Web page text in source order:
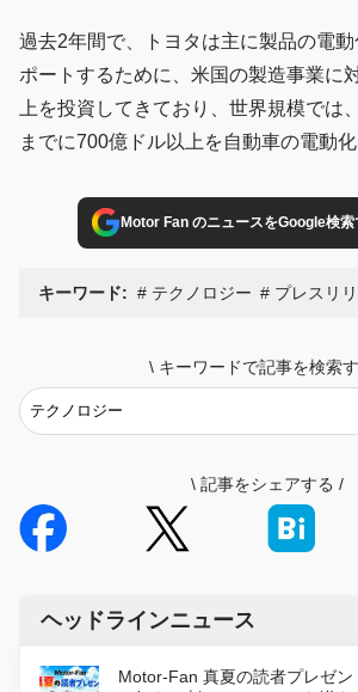
過去2年間で、トヨタは主に製品の電
ポートするために、米国の製造事業に
上を投資してきており、世界規模では
までに700億ドル以上を自動車の電動化
Motor Fan のニュースをGoogle検索
キーワード: テクノロジー プレスリ
\ キーワードで記事を検索
\ 記事をシェアする /
ヘッドラインニュース
Motor-Fan 真夏の読者プレゼン